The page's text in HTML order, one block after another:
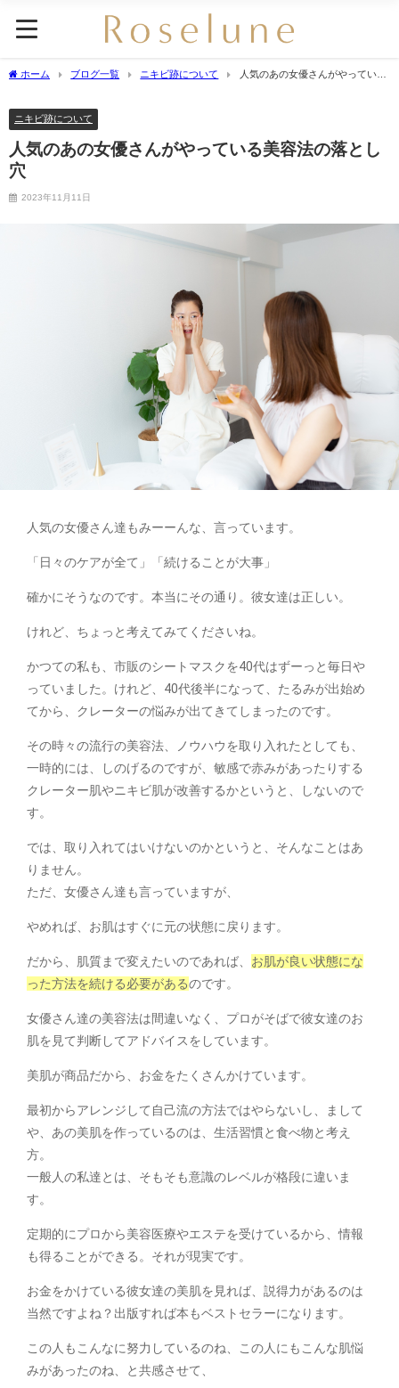
ホーム ブログ一覧 ニキビ跡について
人気のあの女優さんがやっている
ニキビ跡について
人気のあの女優さんがやっている美容法の落とし
穴
2023年11月11日
人気の女優さん達もみーーんな、言っています。
「日々のケアが全て」「続けることが大事」
確かにそうなのです。本当にその通り。彼女達は正しい。
けれど、ちょっと考えてみてくださいね。
かつての私も、市販のシートマスクを40代はずーっと毎日や
っていました。けれど、40代後半になって、たるみが出始め
てから、クレーターの悩みが出てきてしまったのです。
その時々の流行の美容法、ノウハウを取り入れたとしても、
一時的には、しのげるのですが、敏感で赤みがあったりする
クレーター肌やニキビ肌が改善するかというと、しないので
す。
では、取り入れてはいけないのかというと、そんなことはあ
りません。
ただ、女優さん達も言っていますが、
やめれば、お肌はすぐに元の状態に戻ります。
だから、肌質まで変えたいのであれば、 お肌が良い状態にな
った方法を続ける必要があるのです。
女優さん達の美容法は間違いなく、プロがそばで彼女達のお
肌を見て判断してアドバイスをしています。
美肌が商品だから、お金をたくさんかけています。
最初からアレンジして自己流の方法ではやらないし、まして
や、あの美肌を作っているのは、生活習慣と食べ物と考え
方。
一般人の私達とは、そもそも意識のレベルが格段に違いま
す。
定期的にプロから美容医療やエステを受けているから、情報
も得ることができる。それが現実です。
お金をかけている彼女達の美肌を見れば、説得力があるのは
当然ですよね？出版すれば本もベストセラーになります。
この人もこんなに努力しているのね、この人にもこんな肌悩
みがあったのね、と共感させて、